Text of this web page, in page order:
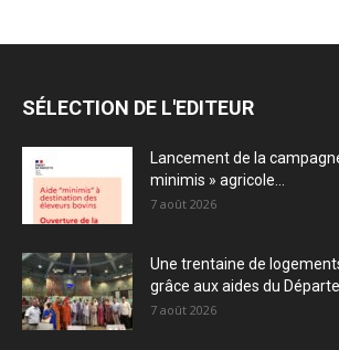
SÉLECTION DE L'EDITEUR
Lancement de la
minimis » agricole...
7 août 2026
Une trentaine de
grâce aux aides du
7 août 2026